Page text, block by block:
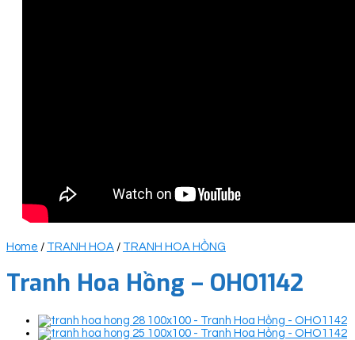
Home / TRANH HOA / TRANH HOA HỒNG
Tranh Hoa Hồng – OHO1142